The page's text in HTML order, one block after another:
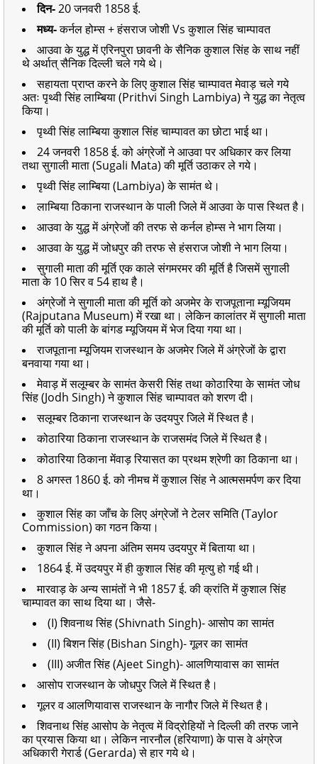
दिन-20 जनवरी 1858 ई.
मध्य-कर्नल होम्स + हंसराज जोशी Vs कुशाल सिंह चाम्पावत
आउवा के युद्ध में एरिनपुरा छावनी के सैनिक कुशाल सिंह के साथ नहीं
थे अर्थात् सैनिक दिल्ली चले गये थे।
सहायता प्राप्त करने के लिए कुशाल सिंह चाम्पावत मेवाड़ चले गये
अतः पृथ्वी सिंह लाम्बिया (Prithvi Singh Lambiya) ने युद्ध का नेतृत्व
किया।
पृथ्वी सिंह लाम्बिया कुशाल सिंह चाम्पावत का छोटा भाई था।
24 जनवरी 1858 ई. को अंग्रेजों ने आउवा पर अधिकार कर लिया
तथा सुगाली माता (Sugali Mata) की मूर्ति उठाकर ले गये।
पृथ्वी सिंह लाम्बिया (Lambiya) के सामंत थे।
लाम्बिया ठिकाना राजस्थान के पाली जिले में आउवा के पास स्थित है।
आउवा के युद्ध में अंग्रेजों की तरफ से कर्नल होम्स ने भाग लिया।
आउवा के युद्ध में जोधपुर की तरफ से हंसराज जोशी ने भाग लिया।
सुगाली माता की मूर्ति एक काले संगमरमर की मूर्ति है जिसमें सुगाली
माता के 10 सिर व 54 हाथ है।
अंग्रेजों ने सुगाली माता की मूर्ति को अजमेर के राजपूताना म्यूजियम
(Rajputana Museum) में रखा था। लेकिन कालांतर में सुगाली माता
की मूर्ति को पाली के बांगड म्यूजियम में भेज दिया गया था।
राजपूताना म्यूजियम राजस्थान के अजमेर जिले में अंग्रेजों के द्वारा
बनवाया गया था।
मेवाड़ में सलूम्बर के सामंत केसरी सिंह तथा कोठारिया के सामंत जोध
सिंह (Jodh Singh) ने कुशाल सिंह चाम्पावत को शरण दी।
सलूम्बर ठिकाना राजस्थान के उदयपुर जिले में स्थित है।
कोठारिया ठिकाना राजस्थान के राजसमंद जिले में स्थित है।
कोठारिया ठिकाना मेंवाड़ रियासत का प्रथम श्रेणी का ठिकाना था।
8 अगस्त 1860 ई. को नीमच में कुशाल सिंह ने आत्मसमर्पण कर दिया
था।
कुशाल सिंह का जाँच के लिए अंग्रेजों ने टेलर समिति (Taylor
Commission) का गठन किया।
कुशाल सिंह ने अपना अंतिम समय उदयपुर में बिताया था।
1864 ई. में उदयपुर में ही कुशाल सिंह की मृत्यु हो गई थी।
मारवाड़ के अन्य सामंतों ने भी 1857 ई. की क्रांति में कुशाल सिंह
चाम्पावत का साथ दिया था। जैसे-
(I) शिवनाथ सिंह (Shivnath Singh)- आसोप का सामंत
(II) बिशन सिंह (Bishan Singh)- गूलर का सामंत
(III) अजीत सिंह (Ajeet Singh)- आलणियावास का सामंत
आसोप राजस्थान के जोधपुर जिले में स्थित है।
गूलर व आलणियावास राजस्थान के नागौर जिले में स्थित है।
शिवनाथ सिंह आसोप के नेतृत्व में विद्रोहियों ने दिल्ली की तरफ जाने
का प्रयास किया था। लेकिन नारनौल (हरियाणा) के पास वे अंग्रेज
अधिकारी गेरार्ड (Gerarda) से हार गये थे।